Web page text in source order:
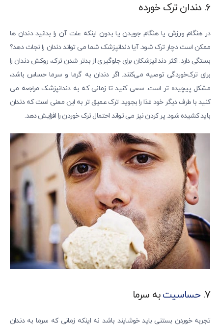
6. دندان ترک خورده
در هنگام ورزش یا هنگام جویدن یا بدون اینکه علت آن را بدانید دندان ها
ممکن است دچار ترک شود. آیا دندانپزشک شما می تواند دندان را نجات دهد؟
بستگی دارد. اکثر دندانپزشکان برای جلوگیری از بدتر شدن ترک، روکش دندان را
برای ترک‌خوردگی توصیه می‌کنند. اگر دندان به گرما و سرما حساس باشد،
مشکل پیچیده تر است. سعی کنید تا زمانی که به دندانپزشک مراجعه می
کنید با طرف دیگر خود غذا را بجوید. ترک عمیق تر به این معنی است که دندان
باید کشیده شود. پر کردن نیز می تواند احتمال ترک خوردن را افزایش دهد.
7. حساسیتبه سرما
تجربه خوردن بستنی باید خوشایند باشد نه اینکه زمانی که سرما به دندان